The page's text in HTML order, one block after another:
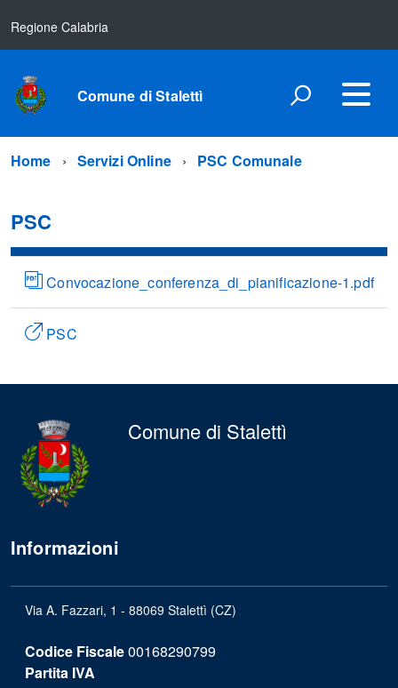
Regione Calabria
Comune di Stalettì
Home Servizi Online PSC Comunale
PSC
Convocazione_conferenza_di_pianificazione-1.pdf
PSC
Comune di Stalettì
Informazioni
Via A. Fazzari, 1 - 88069 Stalettì (CZ)
Codice Fiscale00168290799
Partita IVA